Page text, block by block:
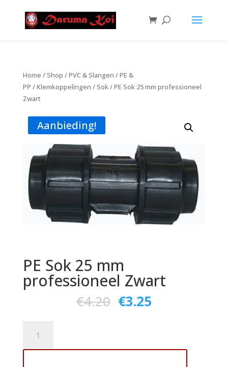
Home /Shop /PVC & Slangen /PE &
PP /Klemkoppelingen /Sok/ PE Sok 25 mm professioneel
Zwart
Aanbieding!
PE Sok 25 mm
professioneel Zwart
€4.20 €3.25
25